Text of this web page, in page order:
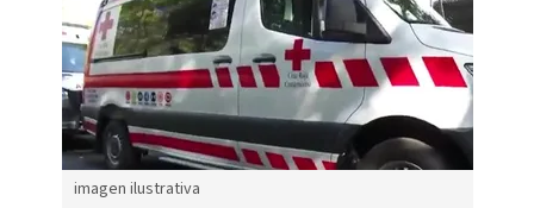
imagen ilustrativa